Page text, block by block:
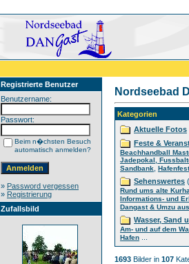
Registrierte Benutzer
Benutzername:
Passwort:
Beim n�chsten Besuch
automatisch anmelden?
» Password vergessen
» Registrierung
Zufallsbild
Nordseebad
Kategorien
Aktuelle Fotos
Feste &
Beachhandball
Jadepokal,
Sandbank
Sehenswertes
Rund ums alte
Informations- und
Dangast & Umzu
Wasser, Sand
Am- und auf dem
Hafen
1693 Bilder in 107